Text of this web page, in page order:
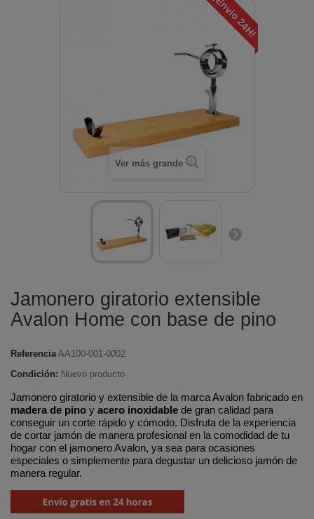
¡Envio 24H!
Ver más grande
Jamonero giratorio extensible
Avalon Home con base de pino
Referencia AA100-001-0002
Condición: Nuevo producto
Jamonero giratorio y extensible de la marca Avalon fabricado en
madera de pino y acero inoxidable de gran calidad para
conseguir un corte rápido y cómodo. Disfruta de la experiencia
de cortar jamón de manera profesional en la comodidad de tu
hogar con el jamonero Avalon, ya sea para ocasiones
especiales o simplemente para degustar un delicioso jamón de
manera regular.